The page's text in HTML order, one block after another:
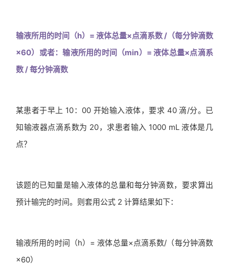
输液所用的时间（h）= 液体总量×点滴系数 /（每分钟滴数
×60）或者：输液所用的时间（min）= 液体总量×点滴系
数 / 每分钟滴数
某患者于早上 10：00 开始输入液体，要求 40 滴/分。已
知输液器点滴系数为 20，求患者输入 1000 mL 液体是几
点？
该题的已知量是输入液体的总量和每分钟滴数，要求算出
预计输完的时间。则套用公式 2 计算结果如下：
输液所用的时间（h）= 液体总量×点滴系数/（每分钟滴数
×60）